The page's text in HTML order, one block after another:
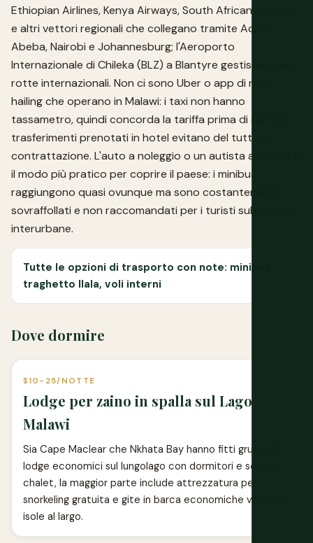
Ethiopian Airlines, Kenya Airways, South African Airways
e altri vettori regionali che collegano tramite Addis
Abeba, Nairobi e Johannesburg; l'Aeroporto
Internazionale di Chileka (BLZ) a Blantyre gestisce meno
rotte internazionali. Non ci sono Uber o app di ride-
hailing che operano in Malawi: i taxi non hanno
tassametro, quindi concorda la tariffa prima di salire, e i
trasferimenti prenotati in hotel evitano del tutto la
contrattazione. L'auto a noleggio o un autista assunto è
il modo più pratico per coprire il paese: i minibus
raggiungono quasi ovunque ma sono costantemente
sovraffollati e non raccomandati per i turisti sulle rotte
interurbane.
Tutte le opzioni di trasporto con note: minibus,
traghetto Ilala, voli interni
Dove dormire
$10-25/NOTTE
Lodge per zaino in spalla sul Lago
Malawi
Sia Cape Maclear che Nkhata Bay hanno fitti gruppi di
lodge economici sul lungolago con dormitori e semplici
chalet, la maggior parte include attrezzatura per
snorkeling gratuita e gite in barca economiche verso le
isole al largo.